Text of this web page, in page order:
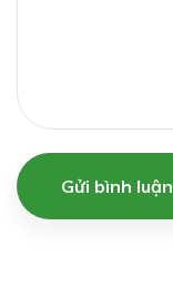
Gửi bình luận